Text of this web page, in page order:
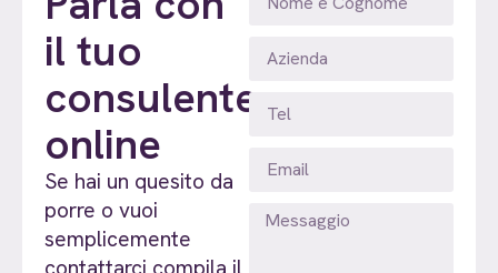
il tuo
consulente
online
Se hai un quesito da
porre o vuoi
semplicemente